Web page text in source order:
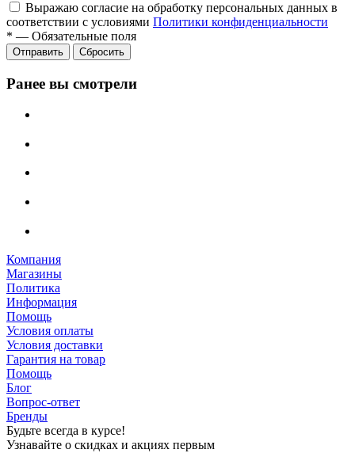
Выражаю согласие на обработку персональных данных в
соответствии с условиями Политики конфиденциальности
* — Обязательные поля
Отправить Сбросить
Ранее вы смотрели
Компания
Магазины
Политика
Информация
Помощь
Условия оплаты
Условия доставки
Гарантия на товар
Помощь
Блог
Вопрос-ответ
Бренды
Будьте всегда в курсе!
Узнавайте о скидках и акциях первым